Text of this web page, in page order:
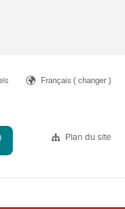
Français ( changer )
Rechercher
Plan du site